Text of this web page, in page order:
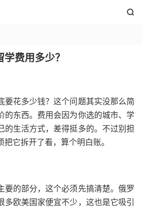

费用多少？
要花多少钱？这个问题其实没那么简
的东西。费用会因为你选的城市、学
的生活方式，差得挺多的。不过别担
它拆开了看，算个明白账。
要的部分，这个必须先搞清楚。俄罗
多欧美国家便宜不少，这也是它吸引